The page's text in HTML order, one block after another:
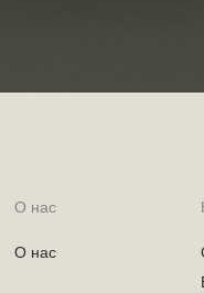
О нас
О нас